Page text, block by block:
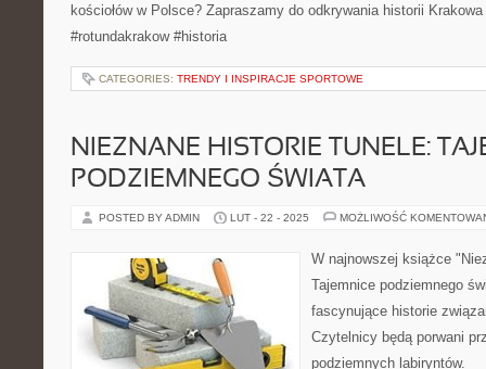
kościołów w Polsce? Zapraszamy do odkrywania historii
#rotundakrakow #historia
CATEGORIES: TRENDY I INSPIRACJE SPORTOWE
NIEZNANE HISTORIE TUNELE:
PODZIEMNEGO ŚWIATA
POSTED BY ADMIN LUT - 22 - 2025 MOŻLIWOŚĆ
W najnowszej książce
Tajemnice podziemnego
fascynujące historie
Czytelnicy będą porwani
podziemnych labiryntów.